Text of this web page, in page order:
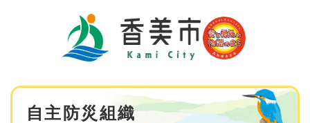
本
自主防災組織